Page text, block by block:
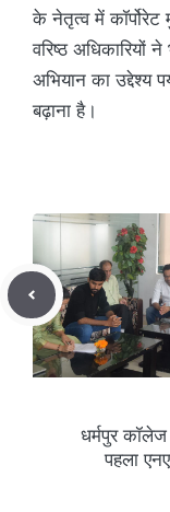
के नेतृत्व में कॉर्पोरेट
वरिष्ठ अधिकारियों
अभियान का उद्देश्य
बढ़ाना है।
धर्मपुर कॉलेज
पहला